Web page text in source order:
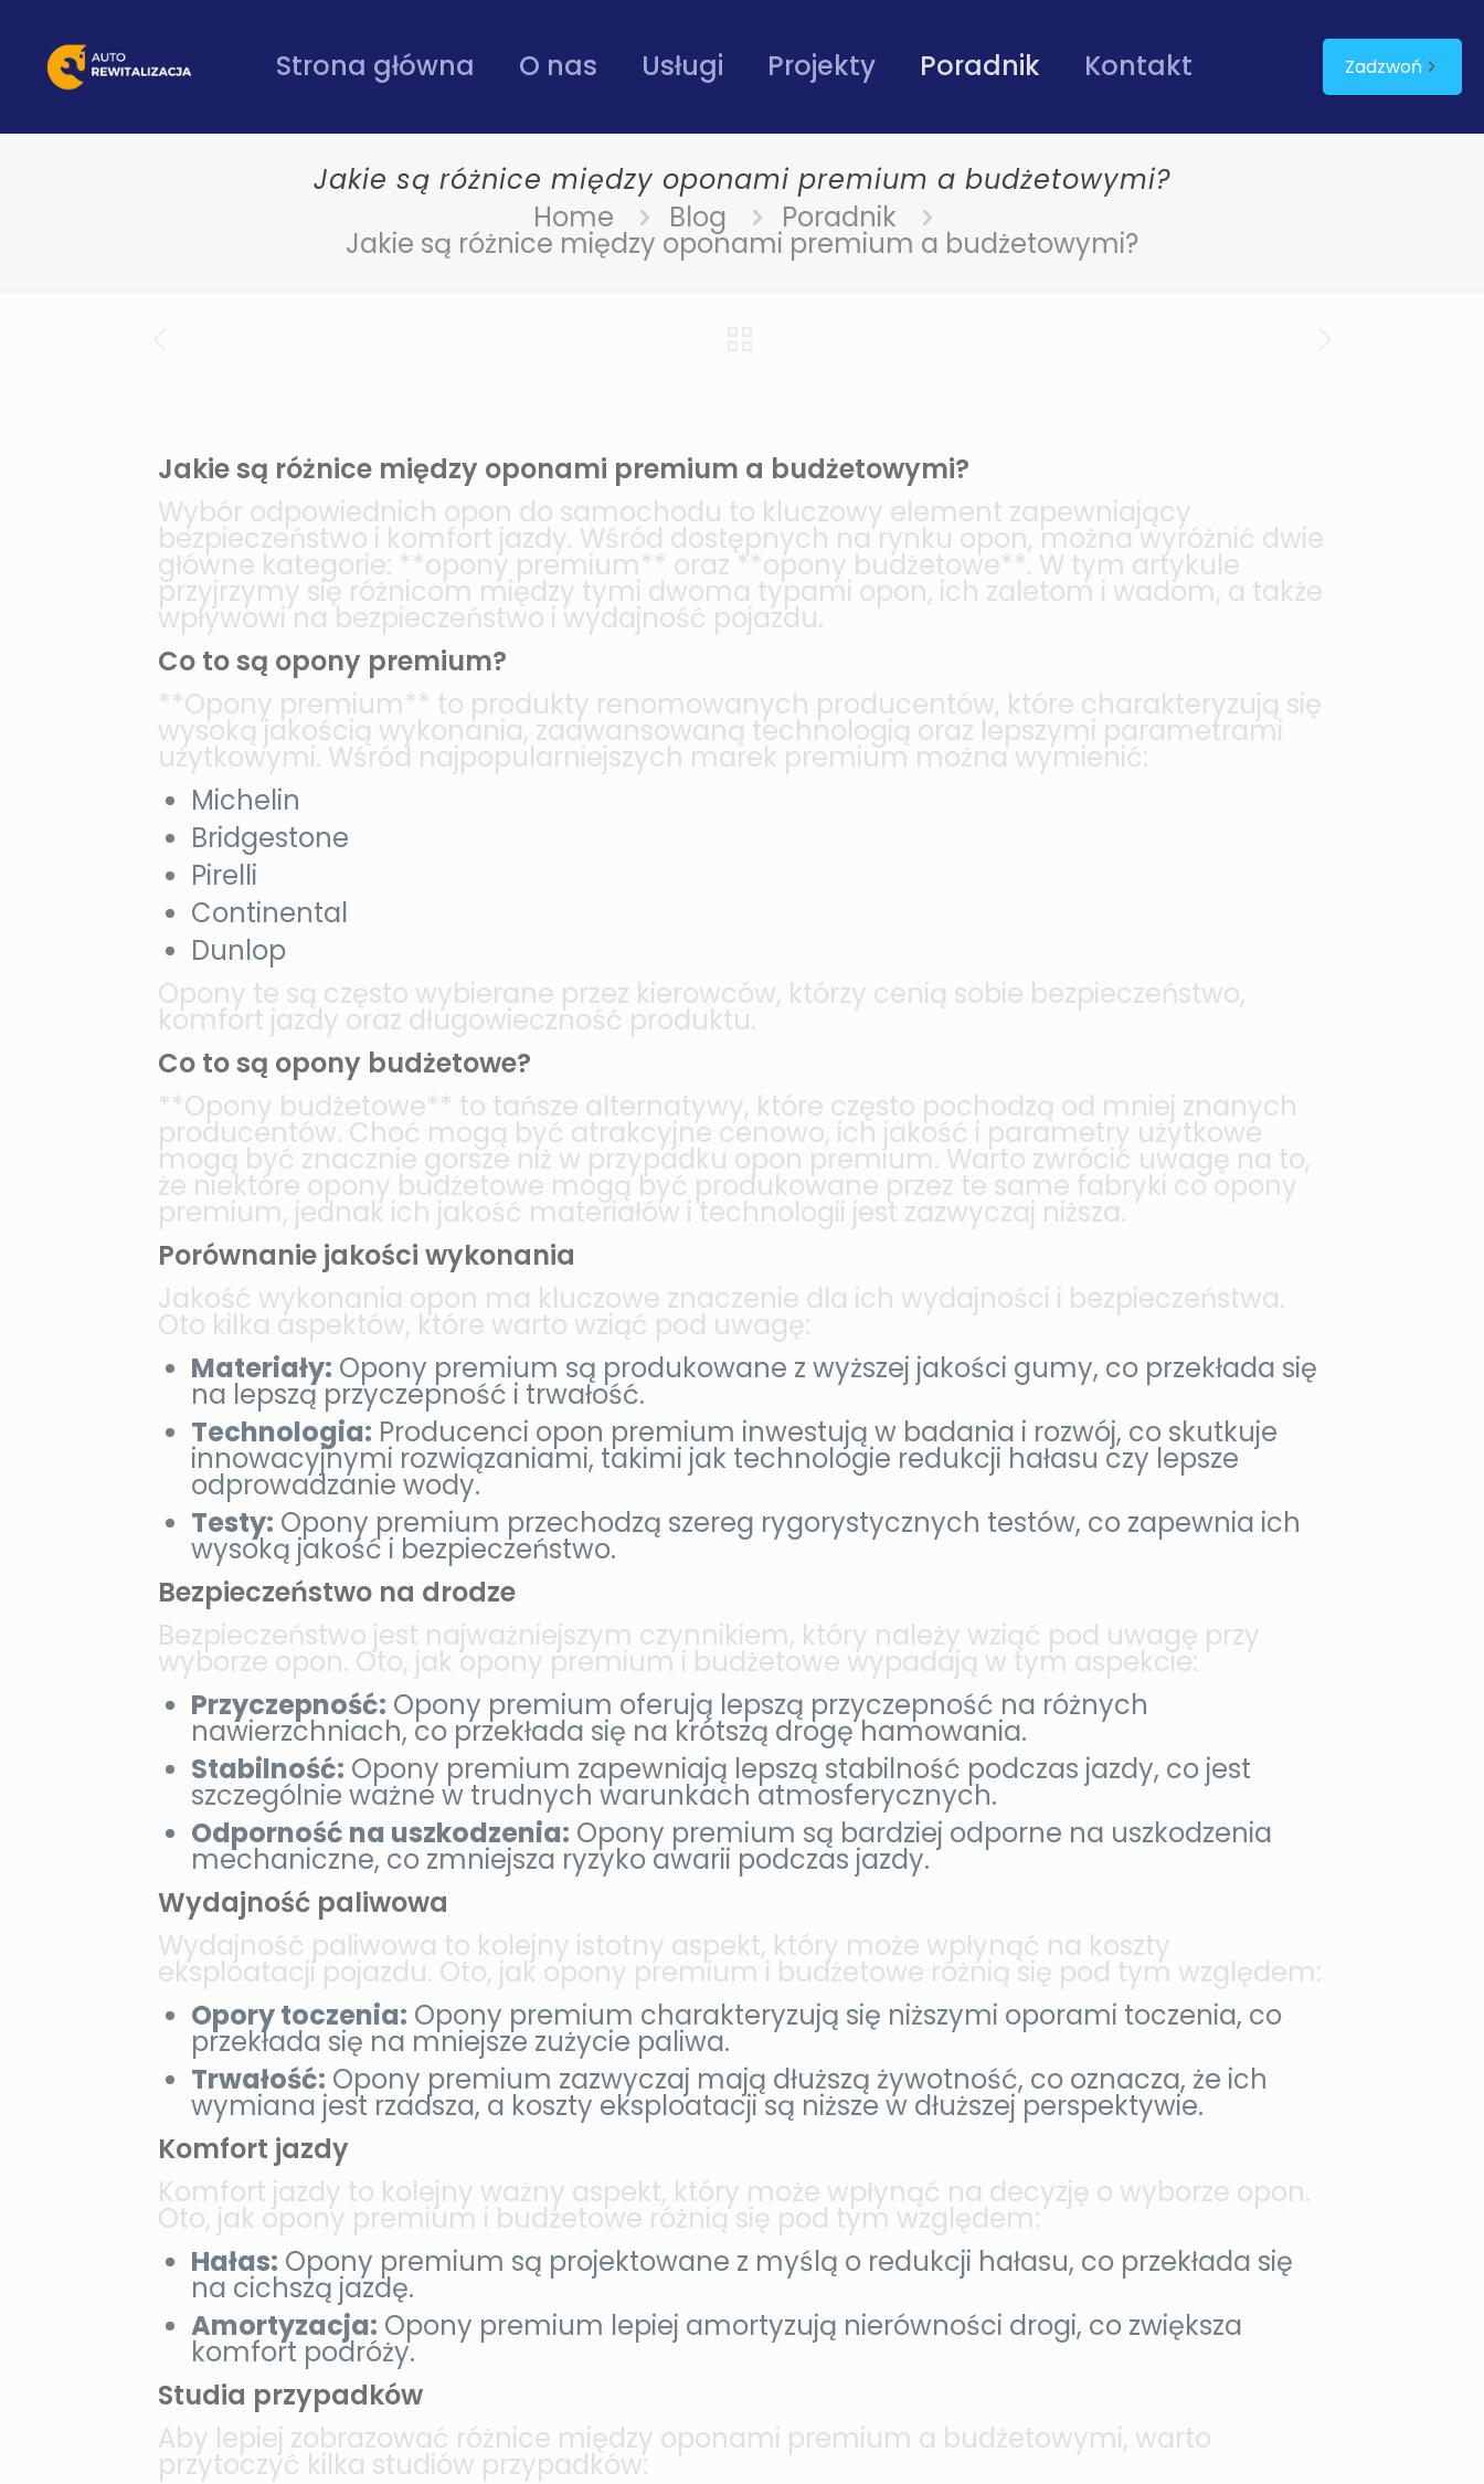
Strona główna O nas Usługi Projekty Poradnik Kontakt Zadzwoń
Jakie są różnice między oponami premium a budżetowymi?
Home
Blog Poradnik
Jakie są różnice między oponami premium a budżetowymi?
Jakie są różnice między oponami premium a budżetowymi?
Wybór odpowiednich opon do samochodu to kluczowy element zapewniający
bezpieczeństwo i komfort jazdy. Wśród dostępnych na rynku opon, można wyróżnić dwie
główne kategorie: **opony premium** oraz **opony budżetowe**. W tym artykule
przyjrzymy się różnicom między tymi dwoma typami opon, ich zaletom i wadom, a także
wpływowi na bezpieczeństwo i wydajność pojazdu.
Co to są opony premium?
**Opony premium** to produkty renomowanych producentów, które charakteryzują się
wysoką jakością wykonania, zaawansowaną technologią oraz lepszymi parametrami
użytkowymi. Wśród najpopularniejszych marek premium można wymienić:
Michelin
Bridgestone
Pirelli
Continental
Dunlop
Opony te są często wybierane przez kierowców, którzy cenią sobie bezpieczeństwo,
komfort jazdy oraz długowieczność produktu.
Co to są opony budżetowe?
**Opony budżetowe** to tańsze alternatywy, które często pochodzą od mniej znanych
producentów. Choć mogą być atrakcyjne cenowo, ich jakość i parametry użytkowe
mogą być znacznie gorsze niż w przypadku opon premium. Warto zwrócić uwagę na to,
że niektóre opony budżetowe mogą być produkowane przez te same fabryki co opony
premium, jednak ich jakość materiałów i technologii jest zazwyczaj niższa.
Porównanie jakości wykonania
Jakość wykonania opon ma kluczowe znaczenie dla ich wydajności i bezpieczeństwa.
Oto kilka aspektów, które warto wziąć pod uwagę:
Materiały: Opony premium są produkowane z wyższej jakości gumy, co przekłada się
na lepszą przyczepność i trwałość.
Technologia: Producenci opon premium inwestują w badania i rozwój, co skutkuje
innowacyjnymi rozwiązaniami, takimi jak technologie redukcji hałasu czy lepsze
odprowadzanie wody.
Testy: Opony premium przechodzą szereg rygorystycznych testów, co zapewnia ich
wysoką jakość i bezpieczeństwo.
Bezpieczeństwo na drodze
Bezpieczeństwo jest najważniejszym czynnikiem, który należy wziąć pod uwagę przy
wyborze opon. Oto, jak opony premium i budżetowe wypadają w tym aspekcie:
Przyczepność: Opony premium oferują lepszą przyczepność na różnych
nawierzchniach, co przekłada się na krótszą drogę hamowania.
Stabilność: Opony premium zapewniają lepszą stabilność podczas jazdy, co jest
szczególnie ważne w trudnych warunkach atmosferycznych.
Odporność na uszkodzenia: Opony premium są bardziej odporne na uszkodzenia
mechaniczne, co zmniejsza ryzyko awarii podczas jazdy.
Wydajność paliwowa
Wydajność paliwowa to kolejny istotny aspekt, który może wpłynąć na koszty
eksploatacji pojazdu. Oto, jak opony premium i budżetowe różnią się pod tym względem:
Opory toczenia: Opony premium charakteryzują się niższymi oporami toczenia, co
przekłada się na mniejsze zużycie paliwa.
Trwałość: Opony premium zazwyczaj mają dłuższą żywotność, co oznacza, że ich
wymiana jest rzadsza, a koszty eksploatacji są niższe w dłuższej perspektywie.
Komfort jazdy
Komfort jazdy to kolejny ważny aspekt, który może wpłynąć na decyzję o wyborze opon.
Oto, jak opony premium i budżetowe różnią się pod tym względem:
Hałas: Opony premium są projektowane z myślą o redukcji hałasu, co przekłada się
na cichszą jazdę.
Amortyzacja: Opony premium lepiej amortyzują nierówności drogi, co zwiększa
komfort podróży.
Studia przypadków
Aby lepiej zobrazować różnice między oponami premium a budżetowymi, warto
przytoczyć kilka studiów przypadków: